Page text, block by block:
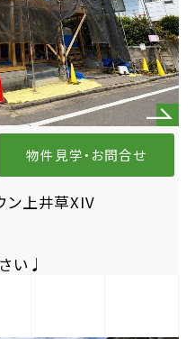
物件見学・お問合せ
ン上井草XIV
い♩